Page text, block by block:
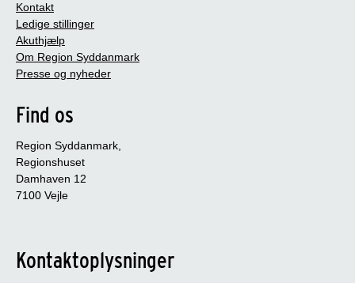
Kontakt
Ledige stillinger
Akuthjælp
Om Region Syddanmark
Presse og nyheder
Find os
Region Syddanmark,
Regionshuset
Damhaven 12
7100 Vejle
Kontaktoplysninger